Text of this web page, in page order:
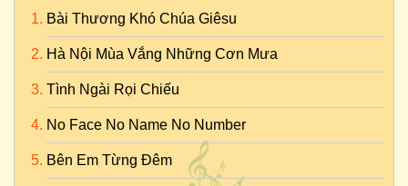
Bài Thương Khó Chúa Giêsu
Hà Nội Mùa Vắng Những Cơn Mưa
Tình Ngài Rọi Chiếu
No Face No Name No Number
Bên Em Từng Đêm